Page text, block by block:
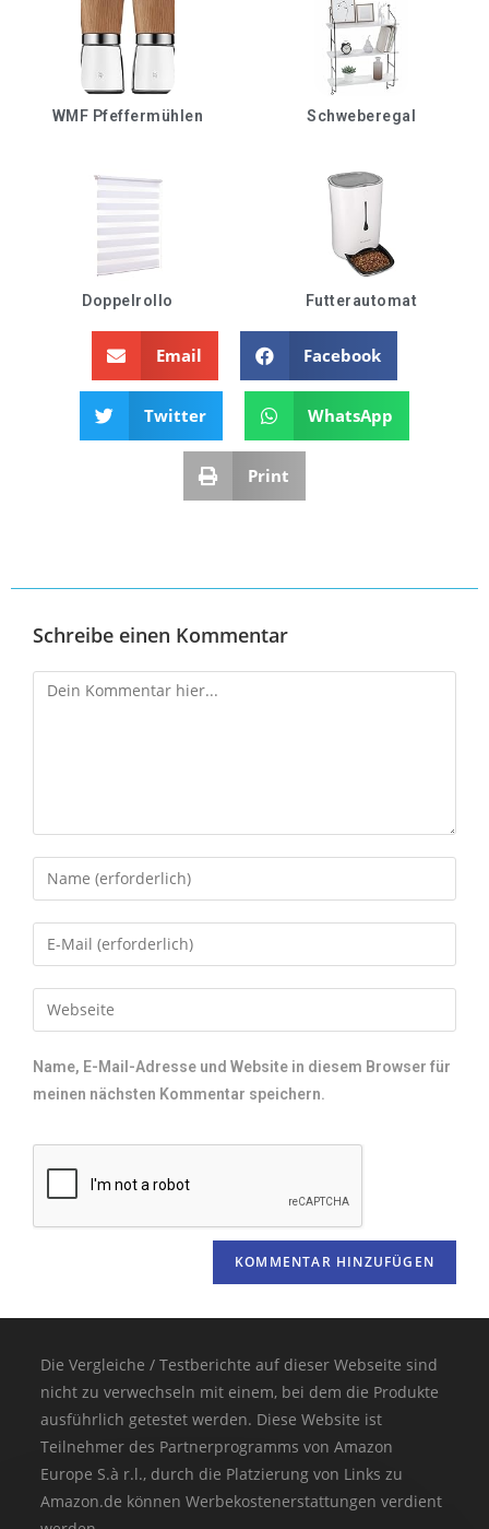
WMF Pfeffermühlen Schweberegal
Doppelrollo Futterautomat
Email Facebook
Twitter WhatsApp
Print
Schreibe einen Kommentar
Name, E-Mail-Adresse und Website in diesem Browser für
meinen nächsten Kommentar speichern.
Die Vergleiche / Testberichte auf dieser Webseite sind
nicht zu verwechseln mit einem, bei dem die Produkte
ausführlich getestet werden. Diese Website ist
Teilnehmer des Partnerprogramms von Amazon
Europe S.à r.l., durch die Platzierung von Links zu
Amazon.de können Werbekostenerstattungen verdient